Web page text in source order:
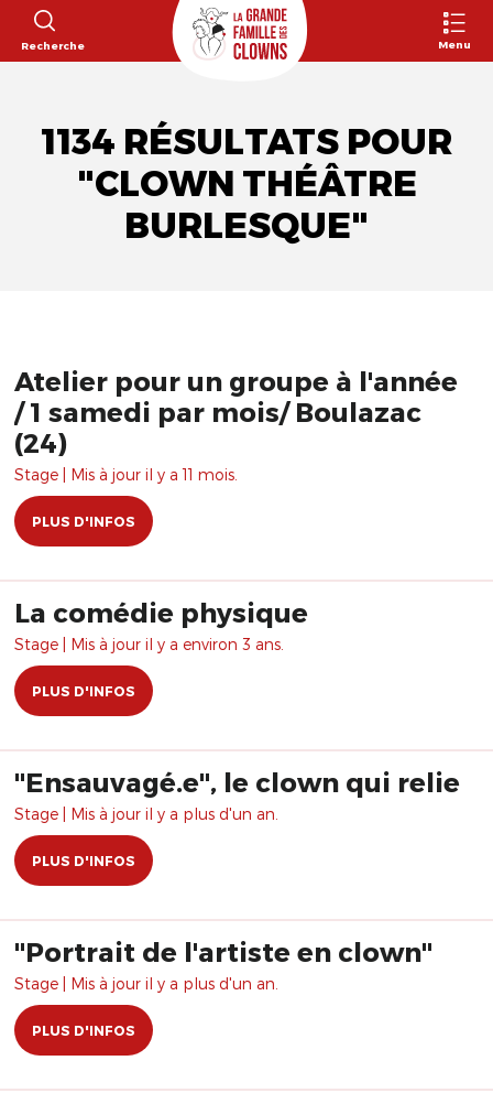
Recherche Menu
1134 RÉSULTATS POUR
"CLOWN THÉÂTRE
BURLESQUE"
Atelier pour un groupe à l'année
/ 1 samedi par mois/ Boulazac
(24)
Stage | Mis à jour il y a 11 mois.
PLUS D'INFOS
La comédie physique
Stage | Mis à jour il y a environ 3 ans.
PLUS D'INFOS
"Ensauvagé.e", le clown qui relie
Stage | Mis à jour il y a plus d'un an.
PLUS D'INFOS
"Portrait de l'artiste en clown"
Stage | Mis à jour il y a plus d'un an.
PLUS D'INFOS